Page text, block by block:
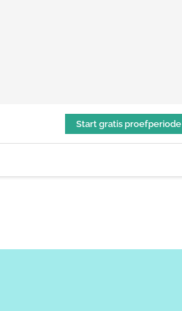
Start gratis proefperiode